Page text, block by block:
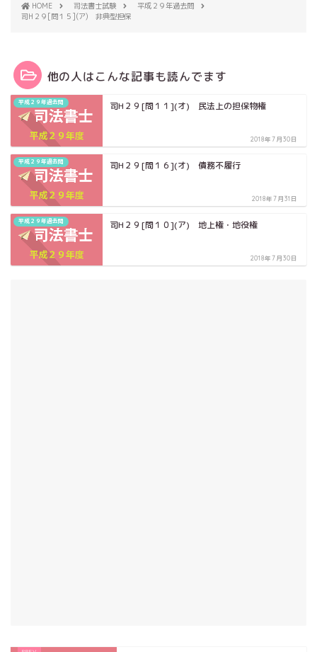
HOME 司法書士試験
平成２９年過去問
司H２９[問１５](ア) 非典型担保
他の人はこんな記事も読んでます
平成２９年過去問 司H２９[問１１](オ) 民法上の担保物権
2018年7月30日
平成２９年過去問 司H２９[問１６](オ) 債務不履行
2018年7月31日
平成２９年過去問 司H２９[問１０](ア) 地上権・地役権
2018年7月30日